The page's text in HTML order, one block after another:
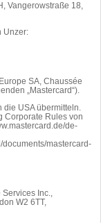
Vangerowstraße 18,
Unzer:
SA, Chaussée
„Mastercard“).
die USA übermitteln.
Corporate Rules von
de-
documents/mastercard-
Inc.,
W2 6TT,